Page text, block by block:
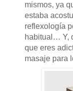
mismos, ya
estaba
reflexología
habitual… Y,
que eres
masaje para